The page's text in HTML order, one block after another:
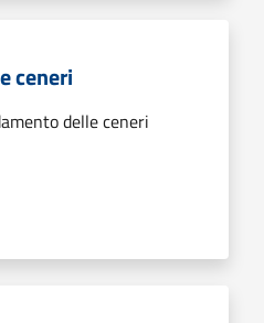
ceneri
delle ceneri